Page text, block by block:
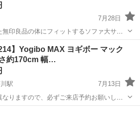
7月28日
印良品の体にフィットするソファ大サイ
ョン性をあげたくて、公式の追加ビーズ
もともとのカバーは薄いブラウンです
でしっかり目の...
ソファ 体にフィットするソファ
】Yogibo MAX ヨギボー マック
約170cm 幅…
駅
7月13日
りますので、必ずご来店予約お願いしま